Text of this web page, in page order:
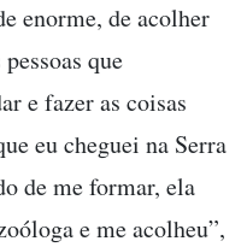
enorme, de acolher
que
e fazer as coisas
eu cheguei na Serra
de me formar, ela
e me acolheu”,